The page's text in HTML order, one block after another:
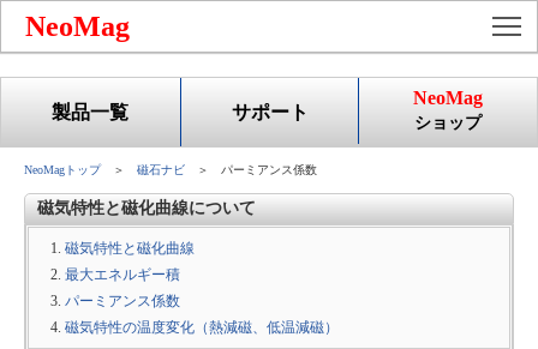
NeoMag
製品一覧 サポート
NeoMag
ショップ
NeoMagトップ＞ 磁石ナビ ＞ パーミアンス係数
磁気特性と磁化曲線について
磁気特性と磁化曲線
最大エネルギー積
パーミアンス係数
磁気特性の温度変化（熱減磁、低温減磁）